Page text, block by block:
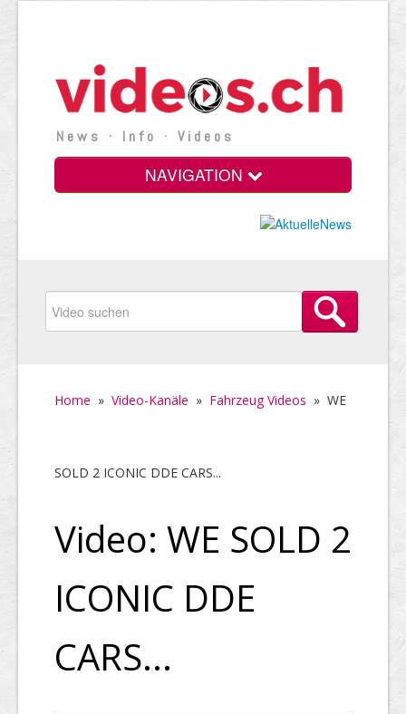
News · Info · Videos
NAVIGATION
Home » Video-Kanäle » Fahrzeug Videos » WE
SOLD 2 ICONIC DDE CARS...
Video: WE SOLD 2
ICONIC DDE
CARS...